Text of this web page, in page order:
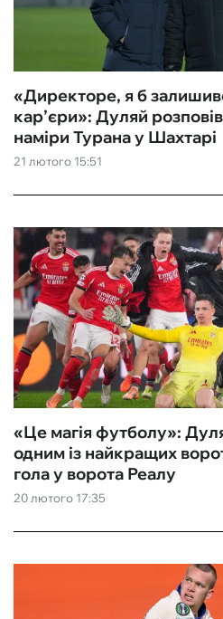
21 лютого 15:51
«Директоре, я б
кар’єри»: Дуляй
наміри Турана у Шахтарі
20 лютого 17:35
«Це магія футболу»:
одним із найкращих
гола у ворота Реалу